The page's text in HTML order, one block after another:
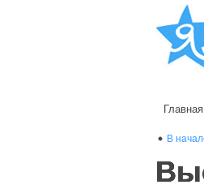
Главная
В